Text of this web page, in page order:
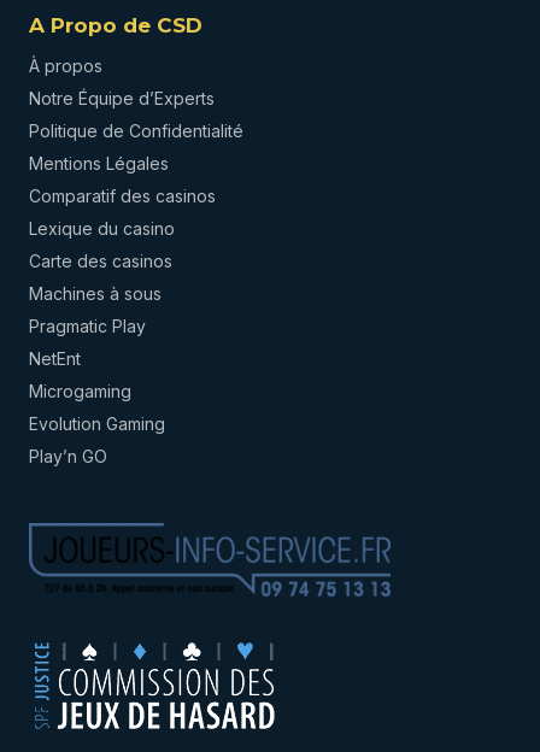
A Propo de CSD
À propos
Notre Équipe d’Experts
Politique de Confidentialité
Mentions Légales
Comparatif des casinos
Lexique du casino
Carte des casinos
Machines à sous
Pragmatic Play
NetEnt
Microgaming
Evolution Gaming
Play’n GO